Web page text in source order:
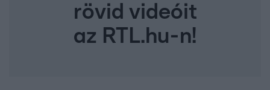
rövid videóit
az RTL.hu-n!